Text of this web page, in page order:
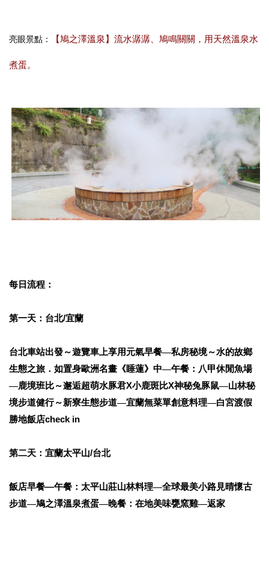
亮眼景點： 【鳩之澤溫泉】流水潺潺、鳩鳴關關，用天然溫泉水
煮蛋。
每日流程：
第一天：台北/宜蘭
台北車站出發～遊覽車上享用元氣早餐—私房秘境～水的故鄉
生態之旅．如置身歐洲名畫《睡蓮》中—午餐：八甲休閒魚場
—鹿境班比～邂逅超萌水豚君X小鹿斑比X神秘兔豚鼠—山林秘
境步道健行～新寮生態步道—宜蘭無菜單創意料理—白宮渡假
勝地飯店check in
第二天：宜蘭太平山/台北
飯店早餐—午餐：太平山莊山林料理—全球最美小路見晴懷古
步道—鳩之澤溫泉煮蛋—晚餐：在地美味甕窯雞—返家